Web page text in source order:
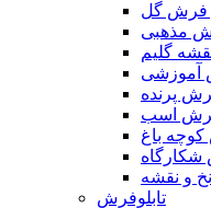
فرش گل
مذهبی
گلیم
آموزشی
پرنده
فرش اسب
کوچه باغ
شکارگاه
و نقشه
تابلوفرش